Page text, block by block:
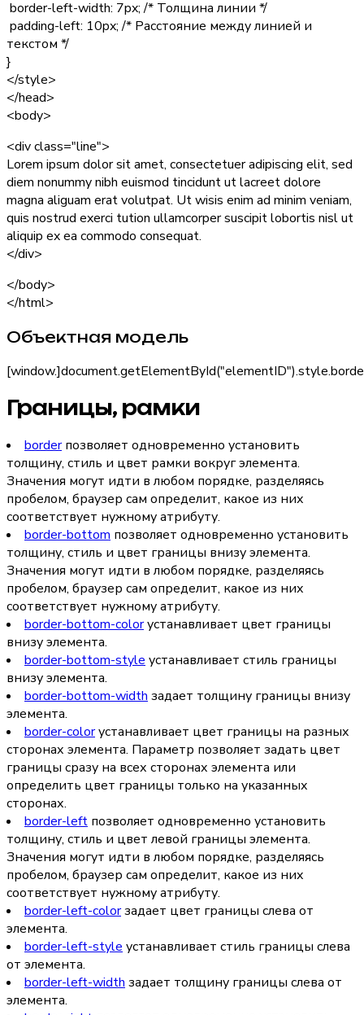
border-left-width: 7px;/* Толщина линии */
padding-left: 10px;/* Расстояние между линией и
текстом */
}
</style>
</head>
<body>
<div class="line">
Lorem ipsum dolor sit amet, consectetuer adipiscing elit, sed
diem nonummy nibh euismod tincidunt ut lacreet dolore
magna aliguam erat volutpat. Ut wisis enim ad minim veniam,
quis nostrud exerci tution ullamcorper suscipit lobortis nisl ut
aliquip ex ea commodo consequat.
</div>
</body>
</html>
Объектная модель
[window.]document.getElementById("elementID
Границы, рамки
borderпозволяет одновременно установить
толщину, стиль и цвет рамки вокруг элемента.
Значения могут идти в любом порядке, разделяясь
пробелом, браузер сам определит, какое из них
соответствует нужному атрибуту.
border-bottom позволяет одновременно установить
толщину, стиль и цвет границы внизу элемента.
Значения могут идти в любом порядке, разделяясь
пробелом, браузер сам определит, какое из них
соответствует нужному атрибуту.
border-bottom-colorустанавливает цвет границы
внизу элемента.
border-bottom-style устанавливает стиль границы
внизу элемента.
border-bottom-width задает толщину границы внизу
элемента.
border-colorустанавливает цвет границы на разных
сторонах элемента. Параметр позволяет задать цвет
границы сразу на всех сторонах элемента или
определить цвет границы только на указанных
сторонах.
border-left позволяет одновременно установить
толщину, стиль и цвет левой границы элемента.
Значения могут идти в любом порядке, разделяясь
пробелом, браузер сам определит, какое из них
соответствует нужному атрибуту.
border-left-colorзадает цвет границы слева от
элемента.
border-left-style устанавливает стиль границы слева
от элемента.
border-left-width задает толщину границы слева от
элемента.